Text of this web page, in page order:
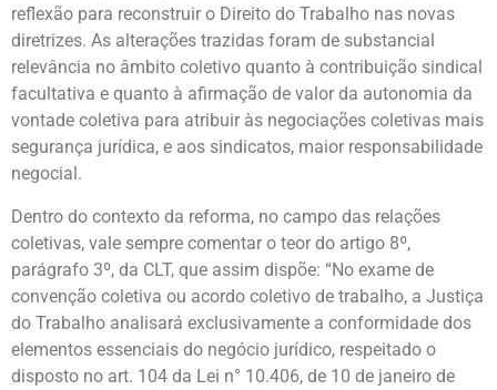
reflexão para reconstruir o Direito do Trabalho nas novas
diretrizes. As alterações trazidas foram de substancial
relevância no âmbito coletivo quanto à contribuição sindical
facultativa e quanto à afirmação de valor da autonomia da
vontade coletiva para atribuir às negociações coletivas mais
segurança jurídica, e aos sindicatos, maior responsabilidade
negocial.
Dentro do contexto da reforma, no campo das relações
coletivas, vale sempre comentar o teor do artigo 8º,
parágrafo 3º, da CLT, que assim dispõe: “No exame de
convenção coletiva ou acordo coletivo de trabalho, a Justiça
do Trabalho analisará exclusivamente a conformidade dos
elementos essenciais do negócio jurídico, respeitado o
disposto no art. 104 da Lei n° 10.406, de 10 de janeiro de